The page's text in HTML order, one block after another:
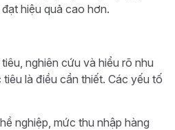
hiệu quả cao hơn.
nghiên cứu và hiểu rõ nhu
là điều cần thiết. Các yếu tố
nghiệp, mức thu nhập hàng